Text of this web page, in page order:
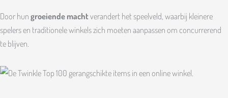
Door hungroeiende machtverandert het speelveld, waarbij kleinere
spelers en traditionele winkels zich moeten aanpassen om concurrerend
te blijven.